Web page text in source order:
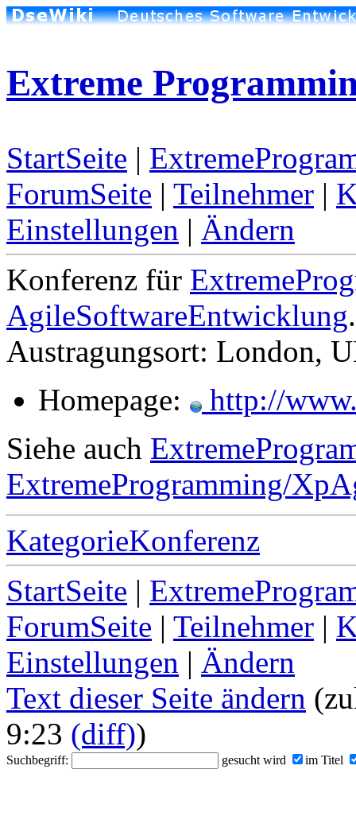
Extreme
StartSeite |
ForumSeite | Teilnehmer |
Einstellungen | Ändern
Konferenz für
AgileSoftwareEntwicklung
Austragungsort: London,
Homepage:
http://
Siehe auch
ExtremeProgramming/
KategorieKonferenz
StartSeite |
ForumSeite | Teilnehmer |
Einstellungen | Ändern
Text dieser Seite ändern
9:23 (diff))
Suchbegriff: gesucht wird im Titel